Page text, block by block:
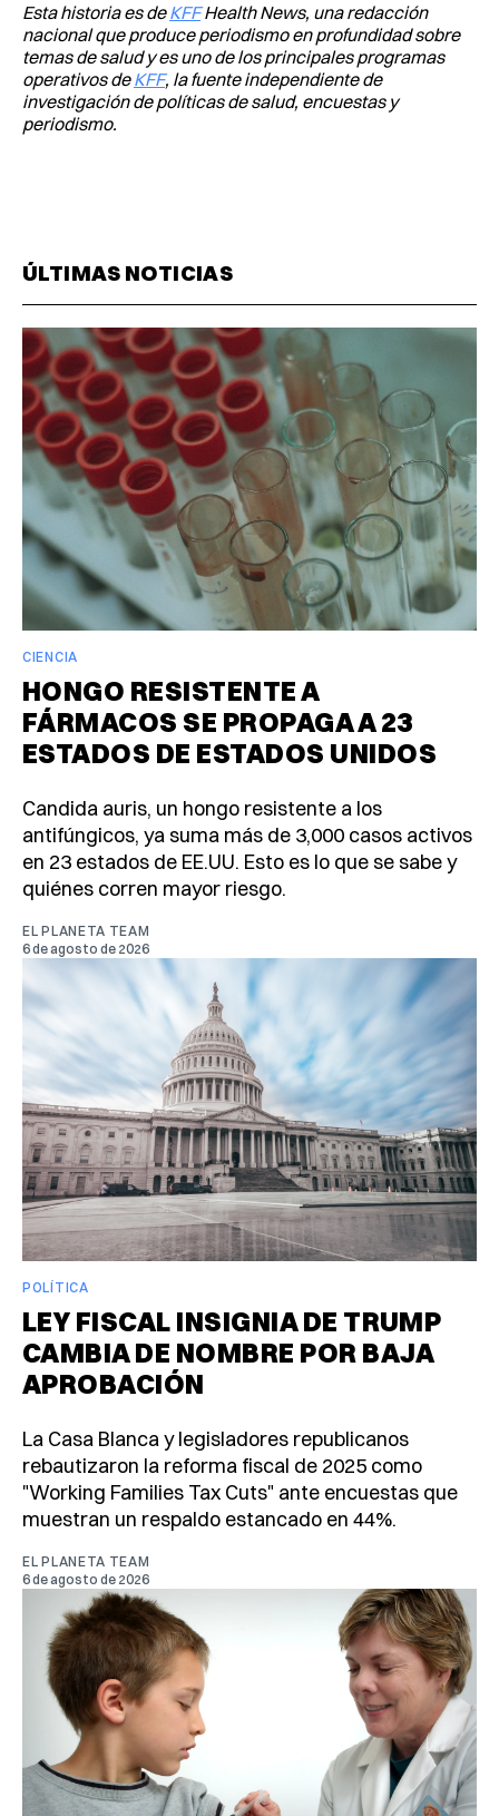
Esta historia es deKFFHealth News, una redacción
nacional que produce periodismo en profundidad sobre
temas de salud y es uno de los principales programas
operativos deKFF, la fuente independiente de
investigación de políticas de salud, encuestas y
periodismo.
ÚLTIMAS NOTICIAS
CIENCIA
HONGO RESISTENTE A
FÁRMACOS SE PROPAGA A 23
ESTADOS DE ESTADOS UNIDOS
Candida auris, un hongo resistente a los
antifúngicos, ya suma más de 3,000 casos activos
en 23 estados de EE.UU. Esto es lo que se sabe y
quiénes corren mayor riesgo.
EL PLANETA TEAM
6 de agosto de 2026
POLÍTICA
LEY FISCAL INSIGNIA DE TRUMP
CAMBIA DE NOMBRE POR BAJA
APROBACIÓN
La Casa Blanca y legisladores republicanos
rebautizaron la reforma fiscal de 2025 como
"Working Families Tax Cuts" ante encuestas que
muestran un respaldo estancado en 44%.
EL PLANETA TEAM
6 de agosto de 2026